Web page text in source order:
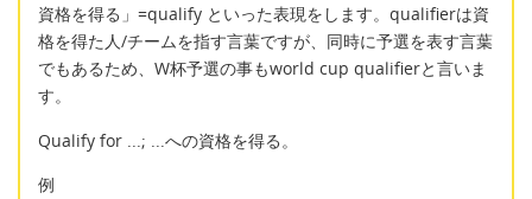
資格を得る」=qualify といった表現をします。qualifierは資
格を得た人/チームを指す言葉ですが、同時に予選を表す言葉
でもあるため、W杯予選の事もworld cup qualifierと言いま
す。
Qualify for ...; ...への資格を得る。
例